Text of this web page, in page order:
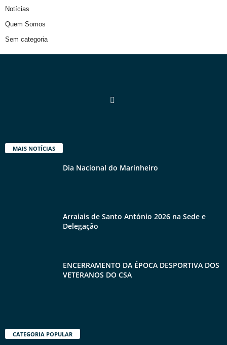
Notícias
Quem Somos
Sem categoria
MAIS NOTÍCIAS
Dia Nacional do Marinheiro
Arraiais de Santo António 2026 na Sede e
Delegação
ENCERRAMENTO DA ÉPOCA DESPORTIVA DOS
VETERANOS DO CSA
CATEGORIA POPULAR